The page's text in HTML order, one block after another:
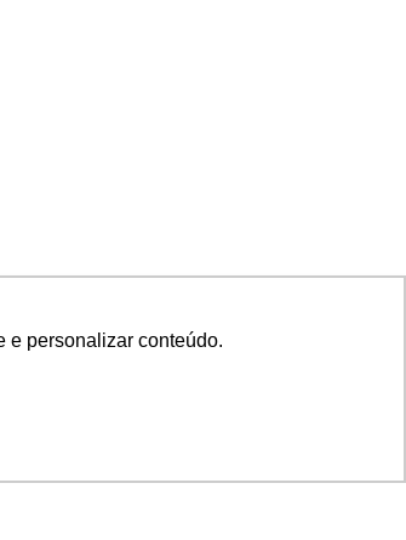
e personalizar conteúdo.